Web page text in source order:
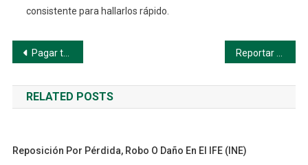
consistente para hallarlos rápido.
Navegación
de
entradas
Pagar tu recibo en línea — Paso a paso
RELATED POSTS
Reposición Por Pérdida, Robo O Daño En El IFE (INE)